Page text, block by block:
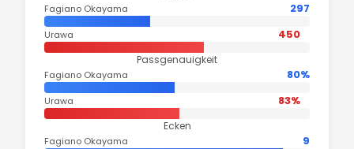
Fagiano Okayama 297
Urawa 450
Passgenauigkeit
Fagiano Okayama 80%
Urawa 83%
Ecken
Fagiano Okayama 9